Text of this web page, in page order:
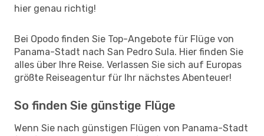
hier genau richtig!
Bei Opodo finden Sie Top-Angebote für Flüge von
Panama-Stadt nach San Pedro Sula. Hier finden Sie
alles über Ihre Reise. Verlassen Sie sich auf Europas
größte Reiseagentur für Ihr nächstes Abenteuer!
So finden Sie günstige Flüge
Wenn Sie nach günstigen Flügen von Panama-Stadt